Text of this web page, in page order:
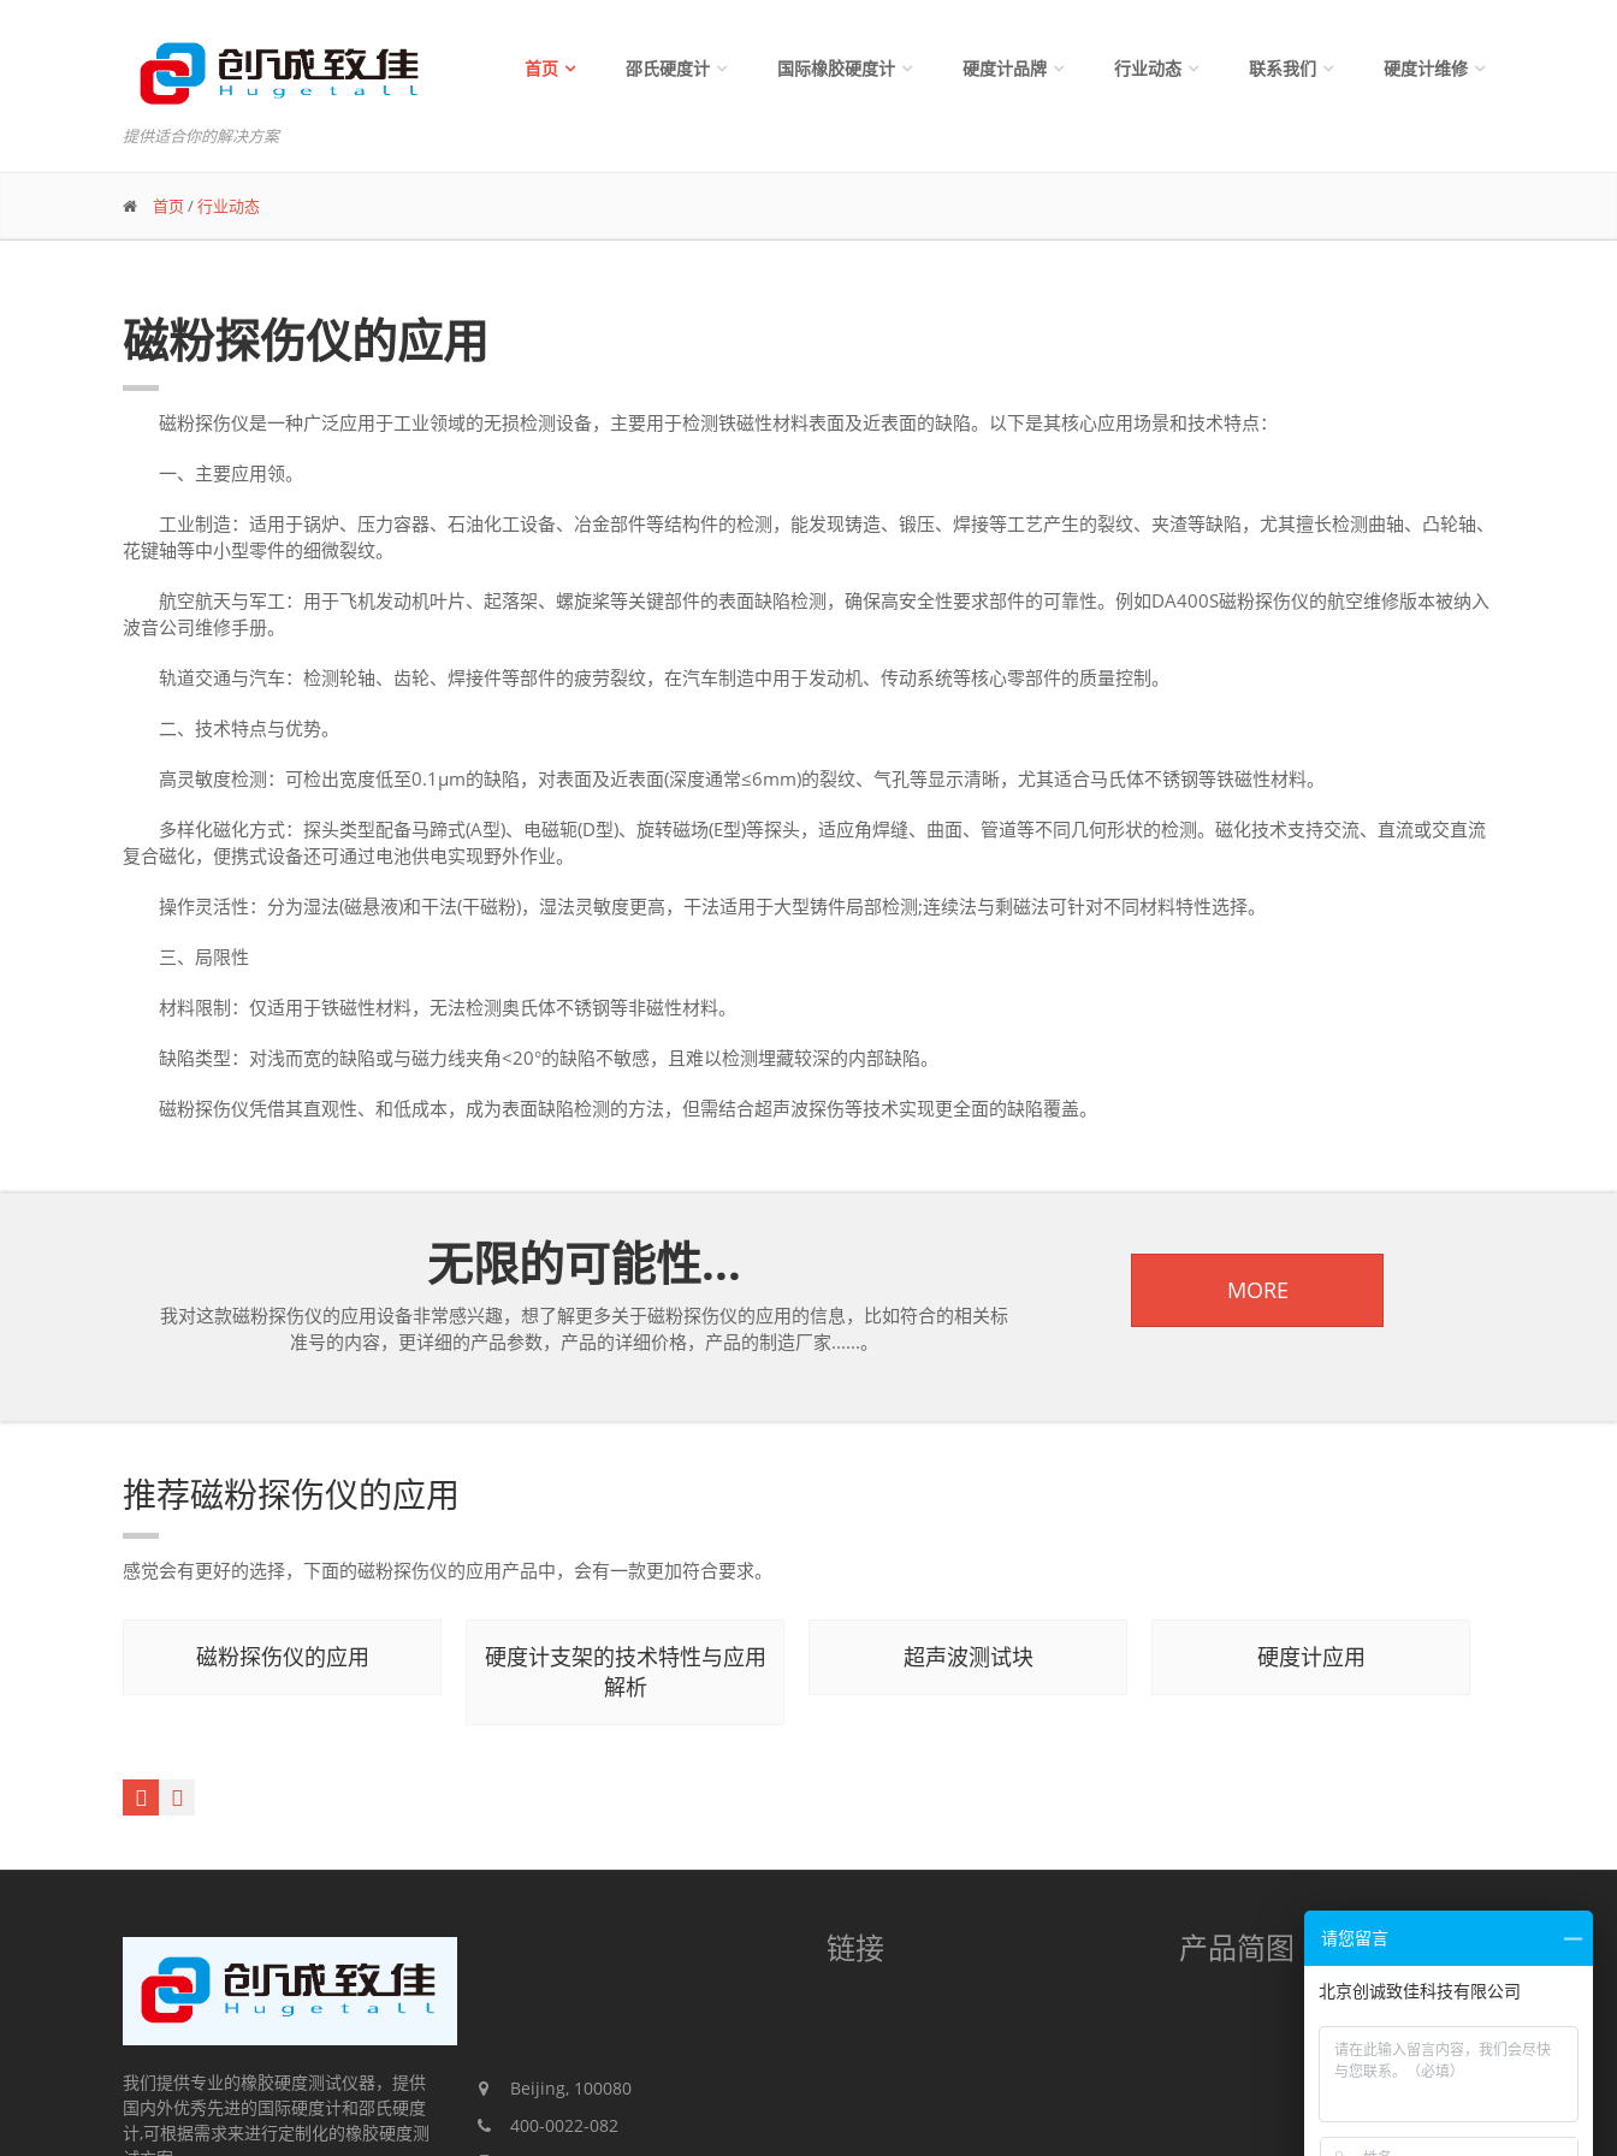
提供适合你的解决方案
首页 邵氏硬度计 国际橡胶硬度计 硬度计品牌 行业动态 联系我们 硬度计维修
首页/行业动态
磁粉探伤仪的应用
磁粉探伤仪是一种广泛应用于工业领域的无损检测设备，主要用于检测铁磁性材料表面及近表面的缺陷。以下是其核心应用场景和技术特点：
一、主要应用领。
‌工业制造‌：适用于锅炉、压力容器、石油化工设备、冶金部件等结构件的检测，能发现铸造、锻压、焊接等工艺产生的裂纹、夹渣等缺陷，尤其擅长检测曲轴、凸轮轴、
花键轴等中小型零件的细微裂纹‌。
‌航空航天与军工‌：用于飞机发动机叶片、起落架、螺旋桨等关键部件的表面缺陷检测，确保高安全性要求部件的可靠性。例如DA400S磁粉探伤仪的航空维修版本被纳入
波音公司维修手册‌。
‌轨道交通与汽车‌：检测轮轴、齿轮、焊接件等部件的疲劳裂纹，在汽车制造中用于发动机、传动系统等核心零部件的质量控制‌。
二、技术特点与优势。
‌高灵敏度检测‌：可检出宽度低至0.1μm的缺陷，对表面及近表面(深度通常≤6mm)的裂纹、气孔等显示清晰，尤其适合马氏体不锈钢等铁磁性材料‌。
‌多样化磁化方式‌：探头类型‌配备马蹄式(A型)、电磁轭(D型)、旋转磁场(E型)等探头，适应角焊缝、曲面、管道等不同几何形状的检测‌。磁化技术‌支持交流、直流或交直流
复合磁化，便携式设备还可通过电池供电实现野外作业‌。
‌操作灵活性‌：分为湿法(磁悬液)和干法(干磁粉)，湿法灵敏度更高，干法适用于大型铸件局部检测;连续法与剩磁法可针对不同材料特性选择‌。
三、局限性
‌材料限制‌：仅适用于铁磁性材料，无法检测奥氏体不锈钢等非磁性材料‌。
‌缺陷类型‌：对浅而宽的缺陷或与磁力线夹角<20°的缺陷不敏感，且难以检测埋藏较深的内部缺陷‌。
磁粉探伤仪凭借其直观性、和低成本，成为表面缺陷检测的方法，但需结合超声波探伤等技术实现更全面的缺陷覆盖‌。
无限的可能性...
我对这款磁粉探伤仪的应用设备非常感兴趣，想了解更多关于磁粉探伤仪的应用的信息，比如符合的相关标
准号的内容，更详细的产品参数，产品的详细价格，产品的制造厂家......。
MORE
推荐磁粉探伤仪的应用
感觉会有更好的选择，下面的磁粉探伤仪的应用产品中，会有一款更加符合要求。
磁粉探伤仪的应用
硬度计支架的技术特性与应用
解析
超声波测试块 硬度计应用
我们提供专业的橡胶硬度测试仪器，提供
国内外优秀先进的国际硬度计和邵氏硬度
计,可根据需求来进行定制化的橡胶硬度测
Beijing, 100080
400-0022-082
链接 产品简图 请您留言